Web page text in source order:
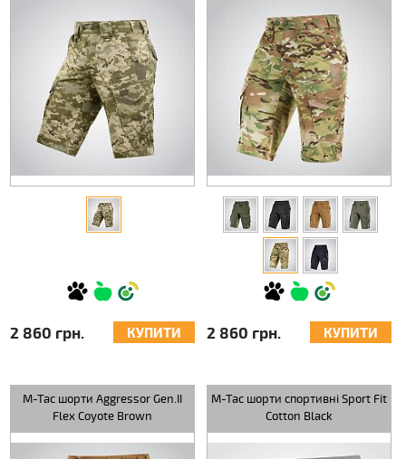
2 860 грн. КУПИТИ 2 860 грн. КУПИТИ
M-Tac шорти Aggressor Gen.II
Flex Coyote Brown
M-Tac шорти спортивні Sport Fit
Cotton Black